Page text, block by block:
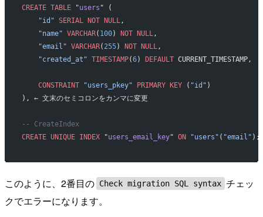
CREATE TABLE "users " (
    "id"
SERIAL NOT NULL,
    "name"
VARCHAR( 100) NOT NULL,
    "email"
VARCHAR( 255) NOT NULL,
    "created_at"
TIMESTAMP(6) DEFAULT CURRENT_TIMESTAMP,
    CONSTRAINT
"users_pkey" PRIMARY KEY ( "id" )
), ← 文末のセミコロンをカンマに変更
-- CreateIndex
CREATE UNIQUE INDEX "users_email_key" ON "users" ( "email" );
このように、2番目の Check migration SQL syntax チェッ
クでエラーになります。